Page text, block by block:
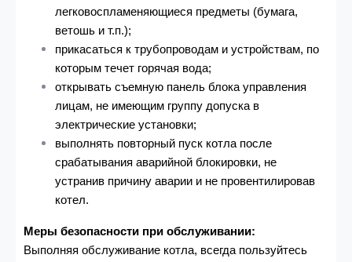
легковоспламеняющиеся предметы (бумага,
ветошь и т.п.);
прикасаться к трубопроводам и устройствам, по
которым течет горячая вода;
открывать съемную панель блока управления
лицам, не имеющим группу допуска в
электрические установки;
выполнять повторный пуск котла после
срабатывания аварийной блокировки, не
устранив причину аварии и не провентилировав
котел.
Меры безопасности при обслуживании:
Выполняя обслуживание котла, всегда пользуйтесь